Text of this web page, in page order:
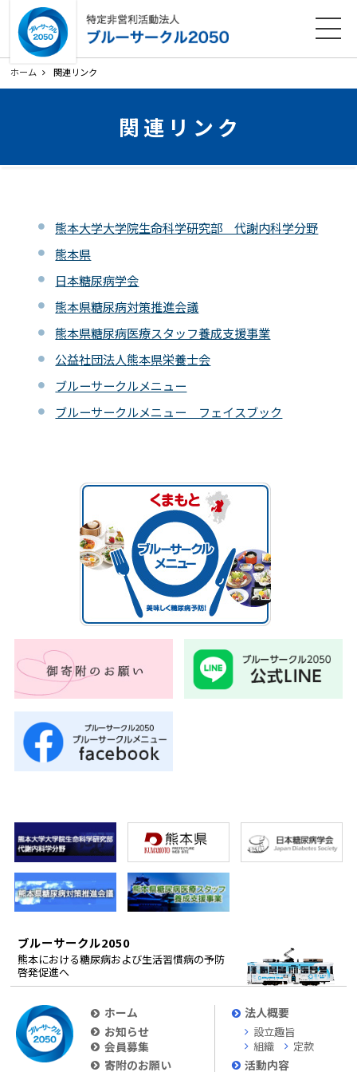
ホーム 関連リンク
関連リンク
熊本大学大学院生命科学研究部 代謝内科学分野
熊本県
日本糖尿病学会
熊本県糖尿病対策推進会議
熊本県糖尿病医療スタッフ養成支援事業
公益社団法人熊本県栄養士会
ブルーサークルメニュー
ブルーサークルメニュー フェイスブック
ブルーサークル2050
熊本における糖尿病および生活習慣病の予防
啓発促進へ
ホーム
お知らせ
会員募集
寄附のお願い
法人概要
設立趣旨
組織
定款
活動内容
ホーム
活動内容 各種ダウンロード
サイトマップ